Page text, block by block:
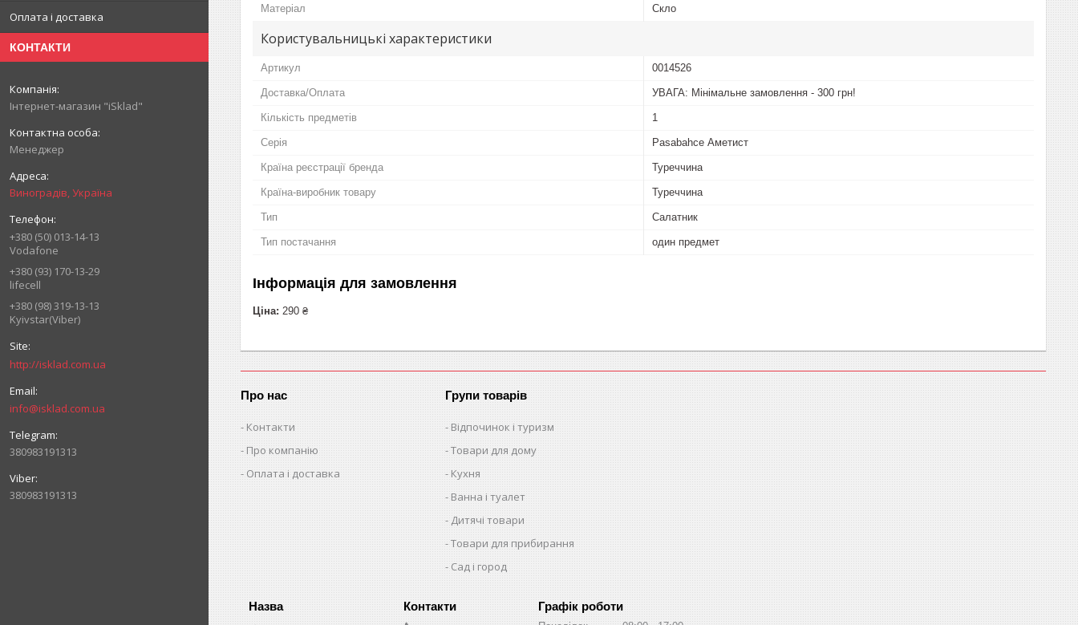
Оплата і доставка
КОНТАКТИ
Інтернет-магазин "iSklad"
Менеджер
Виноградів, Україна
+380 (50) 013-14-13
Vodafone
+380 (93) 170-13-29
lifecell
+380 (98) 319-13-13
Kyivstar(Viber)
http://isklad.com.ua
info@isklad.com.ua
380983191313
380983191313
Матеріал Скло
Користувальницькі характеристики
Артикул 0014526
Доставка/Оплата УВАГА: Мінімальне замовлення - 300 грн!
Кількість предметів 1
Серія Pasabahce Аметист
Країна реєстрації бренда Туреччина
Країна-виробник товару Туреччина
Тип Салатник
Тип постачання один предмет
Інформація для замовлення
Ціна: 290 ₴
Про нас
Контакти
Про компанію
Оплата і доставка
Групи товарів
Відпочинок і туризм
Товари для дому
Кухня
Ванна і туалет
Дитячі товари
Товари для прибирання
Сад і город
Графік роботи